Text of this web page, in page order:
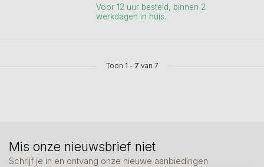
Voor 12 uur besteld, binnen 2
werkdagen in huis.
Toon 1 - 7 van 7
Mis onze nieuwsbrief niet
Schrijf je in en ontvang onze nieuwe aanbiedingen